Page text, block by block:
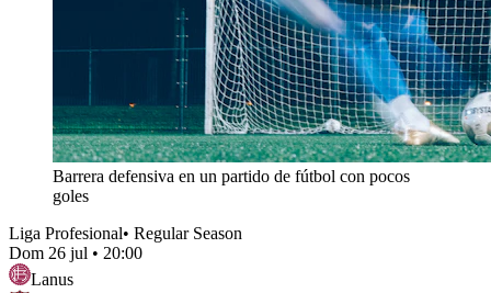
Barrera defensiva en un partido de fútbol con pocos
goles
Liga Profesional• Regular Season
Dom 26 jul • 20:00
Lanus